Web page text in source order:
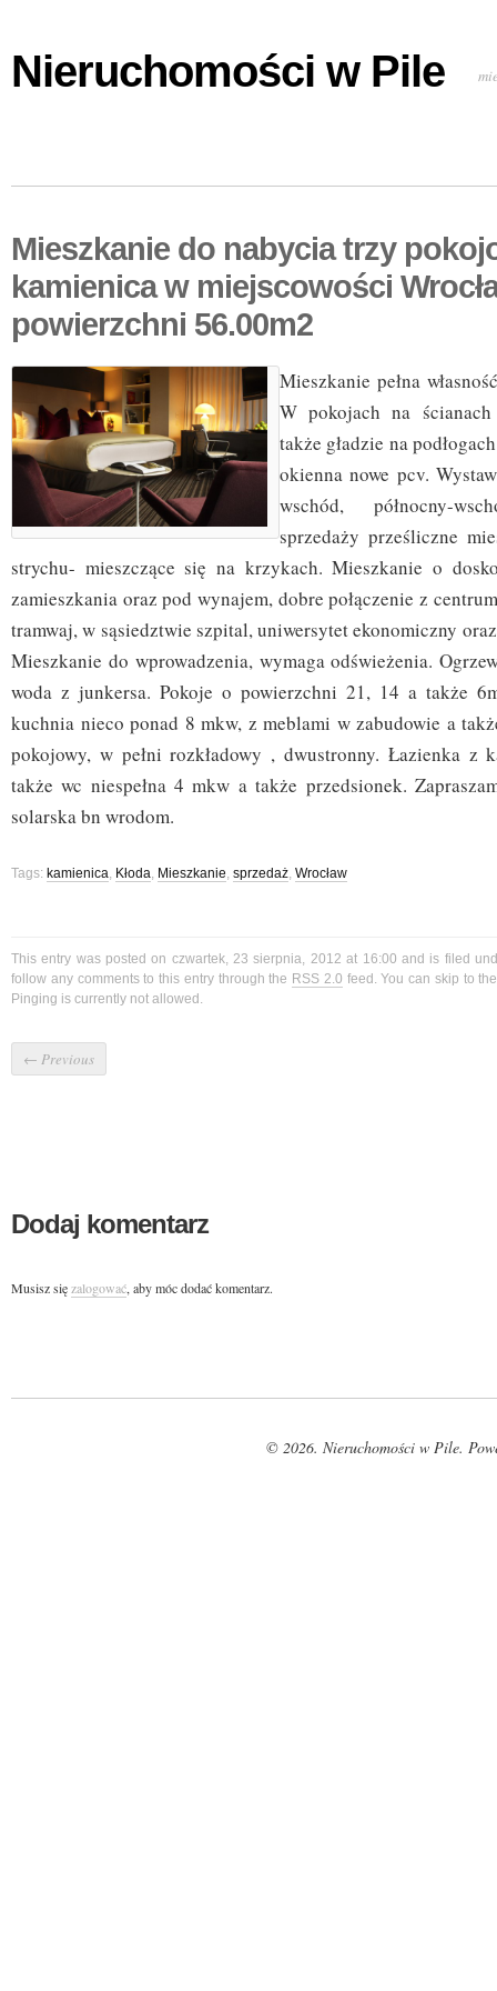
Nieruchomości w Pile
Mieszkanie do nabycia trzy
kamienica w miejscowości
powierzchni 56.00m2
Mieszkanie pełna
W pokojach na
także gładzie na
okienna nowe pcv.
wschód, północny-
sprzedaży prześliczne
strychu- mieszczące się na krzykach. Mieszkanie o
zamieszkania oraz pod wynajem, dobre połączenie z
tramwaj, w sąsiedztwie szpital, uniwersytet ekonomiczny
Mieszkanie do wprowadzenia, wymaga odświeżenia.
woda z junkersa. Pokoje o powierzchni 21, 14 a także
kuchnia nieco ponad 8 mkw, z meblami w zabudowie a
pokojowy, w pełni rozkładowy , dwustronny. Łazienka z
także wc niespełna 4 mkw a także przedsionek.
solarska bn wrodom.
Tags: kamienica, Kłoda, Mieszkanie, sprzedaż, Wrocław
This entry was posted on czwartek, 23 sierpnia, 2012 at 16:00 and is filed
follow any comments to this entry through the RSS 2.0 feed. You can skip to
Pinging is currently not allowed.
← Previous
Dodaj komentarz
Musisz sięzalogować, aby móc dodać komentarz.
© 2026. Nieruchomości w Pile.